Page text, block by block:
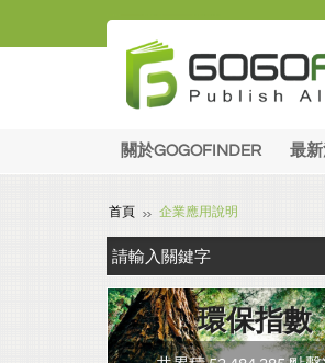
關於GOGOFINDER 最
首頁 企業應用說明
環保指數